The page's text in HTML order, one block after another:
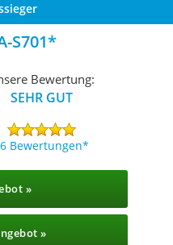
S701
Bewertung:
SEHR GUT
Bewertungen
»
»